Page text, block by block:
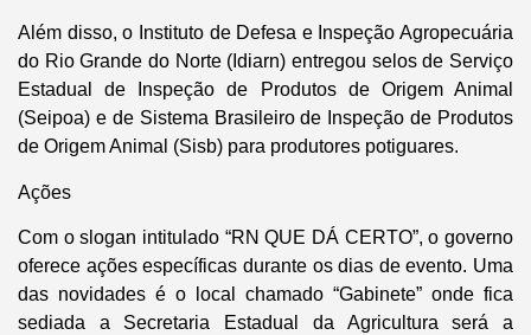
Além disso, o Instituto de Defesa e Inspeção Agropecuária
do Rio Grande do Norte (Idiarn) entregou selos de Serviço
Estadual de Inspeção de Produtos de Origem Animal
(Seipoa) e de Sistema Brasileiro de Inspeção de Produtos
de Origem Animal (Sisb) para produtores potiguares.
Ações
Com o slogan intitulado “RN QUE DÁ CERTO”, o governo
oferece ações específicas durante os dias de evento. Uma
das novidades é o local chamado “Gabinete” onde fica
sediada a Secretaria Estadual da Agricultura será a